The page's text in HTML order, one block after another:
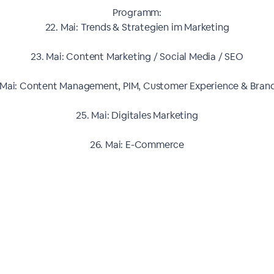
Programm:
22. Mai: Trends & Strategien im Marketing
23. Mai: Content Marketing / Social Media / SEO
Content Management, PIM, Customer Experience &
25. Mai: Digitales Marketing
26. Mai: E-Commerce